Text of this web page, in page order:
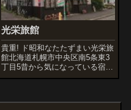
光栄旅館
貴重! ド昭和なたたずまい光栄旅
館北海道札幌市中央区南5条東3
丁目5昔から気になっている宿。
先に書いておくと、現役の宿だ
たら旅の宿としてぜひ使いたい